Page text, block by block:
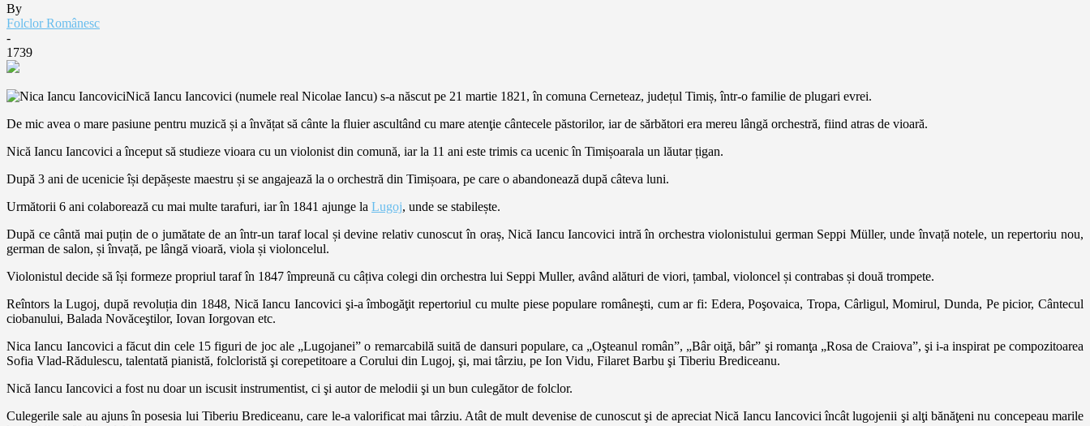
By
Folclor Românesc
-
1739
Nică Iancu Iancovici (numele real Nicolae Iancu) s-a născut pe 21 martie 1821, în comuna Cerneteaz, județul Timiș, într-o familie de plugari evrei.
De mic avea o mare pasiune pentru muzică și a învățat să cânte la fluier ascultând cu mare atenţie cântecele păstorilor, iar de sărbători era mereu lângă orchestră, fiind atras de vioară.
Nică Iancu Iancovici a început să studieze vioara cu un violonist din comună, iar la 11 ani este trimis ca ucenic în Timișoarala un lăutar țigan.
După 3 ani de ucenicie își depășeste maestru și se angajează la o orchestră din Timișoara, pe care o abandonează după câteva luni.
Următorii 6 ani colaborează cu mai multe tarafuri, iar în 1841 ajunge la Lugoj, unde se stabilește.
După ce cântă mai puțin de o jumătate de an într-un taraf local și devine relativ cunoscut în oraș, Nică Iancu Iancovici intră în orchestra violonistului german Seppi Müller, unde învață notele, un repertoriu nou,
german de salon, și învață, pe lângă vioară, viola și violoncelul.
Violonistul decide să își formeze propriul taraf în 1847 împreună cu câțiva colegi din orchestra lui Seppi Muller, având alături de viori, țambal, violoncel și contrabas și două trompete.
Reîntors la Lugoj, după revoluția din 1848, Nică Iancu Iancovici şi-a îmbogăţit repertoriul cu multe piese populare româneşti, cum ar fi: Edera, Poşovaica, Tropa, Cârligul, Momirul, Dunda, Pe picior, Cântecul
ciobanului, Balada Novăceştilor, Iovan Iorgovan etc.
Nica Iancu Iancovici a făcut din cele 15 figuri de joc ale „Lugojanei” o remarcabilă suită de dansuri populare, ca „Oşteanul român”, „Bâr oiţă, bâr” şi romanţa „Rosa de Craiova”, şi i-a inspirat pe compozitoarea
Sofia Vlad-Rădulescu, talentată pianistă, folcloristă şi corepetitoare a Corului din Lugoj, şi, mai târziu, pe Ion Vidu, Filaret Barbu şi Tiberiu Brediceanu.
Nică Iancu Iancovici a fost nu doar un iscusit instrumentist, ci şi autor de melodii şi un bun culegător de folclor.
Culegerile sale au ajuns în posesia lui Tiberiu Brediceanu, care le-a valorificat mai târziu. Atât de mult devenise de cunoscut şi de apreciat Nică Iancu Iancovici încât lugojenii şi alţi bănăţeni nu concepeau marile